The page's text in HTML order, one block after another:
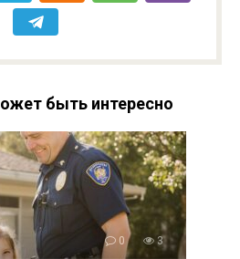
быть интересно
0 3